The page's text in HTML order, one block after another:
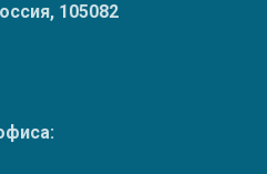
105082